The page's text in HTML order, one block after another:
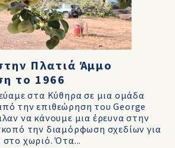
Πλατιά Άμμο
το 1966
στα Κύθηρα σε μια ομάδα
την επιθεώρηση του George
να κάνουμε μια έρευνα στην
την διαμόρφωση σχεδίων για
χωριό. Ότα...